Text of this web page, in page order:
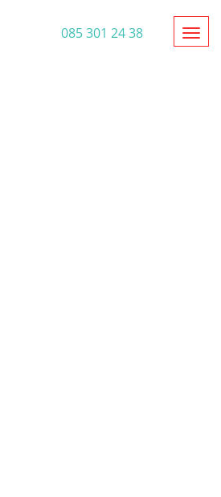
085 301 24 38